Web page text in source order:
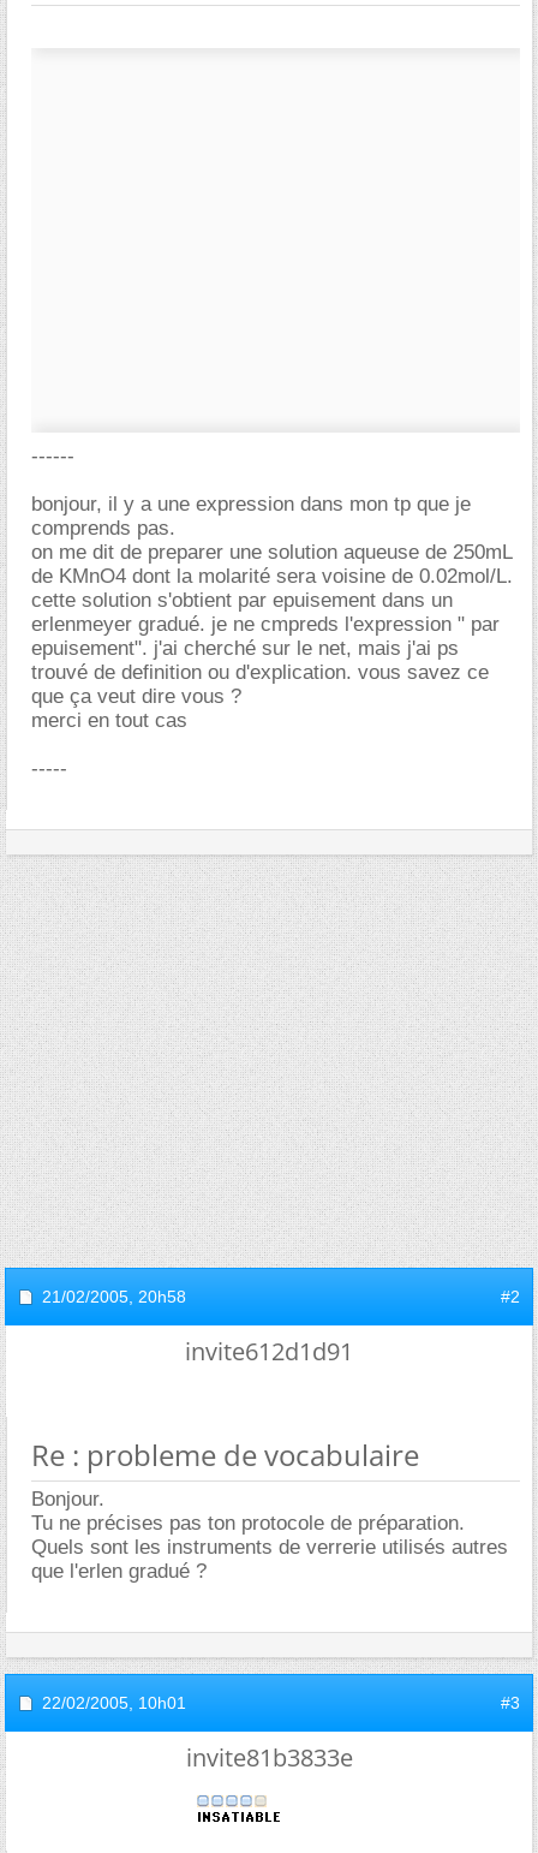
------
bonjour, il y a une expression dans mon tp que je
comprends pas.
on me dit de preparer une solution aqueuse de 250mL
de KMnO4 dont la molarité sera voisine de 0.02mol/L.
cette solution s'obtient par epuisement dans un
erlenmeyer gradué. je ne cmpreds l'expression " par
epuisement". j'ai cherché sur le net, mais j'ai ps
trouvé de definition ou d'explication. vous savez ce
que ça veut dire vous ?
merci en tout cas
-----
21/02/2005, 20h58 #2
invite612d1d91
Re : probleme de vocabulaire
Bonjour.
Tu ne précises pas ton protocole de préparation.
Quels sont les instruments de verrerie utilisés autres
que l'erlen gradué ?
22/02/2005, 10h01 #3
invite81b3833e